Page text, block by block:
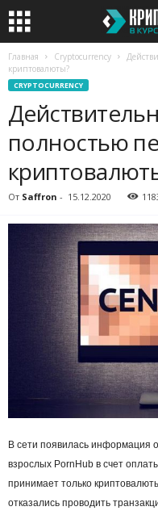
Главная Cryptocurrency
криптовалюты?
CRYPTOCURRENCY
полностью
От Saffron - 15.12.2020
В сети появилась информация
взрослых PornHub в счет
принимает только
отказались проводить